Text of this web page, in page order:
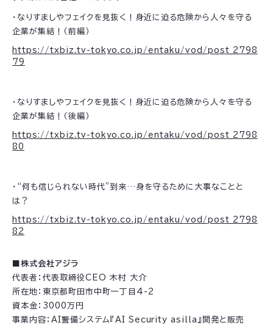
・なりすましやフェイクを見抜く！身近に迫る危険から人々を守る
企業が集結！（前編）
https://txbiz.tv-tokyo.co.jp/entaku/vod/post_2798
79
・なりすましやフェイクを見抜く！身近に迫る危険から人々を守る
企業が集結！（後編）
https://txbiz.tv-tokyo.co.jp/entaku/vod/post_2798
80
・“何も信じられない時代”到来…身を守るために大事なことと
は？
https://txbiz.tv-tokyo.co.jp/entaku/vod/post_2798
82
■株式会社アジラ
代表者：代表取締役CEO 木村 大介
所在地：東京都町田市中町一丁目4-2
資本金：3000万円
事業内容：AI警備システム『AI Security asilla』開発と販売